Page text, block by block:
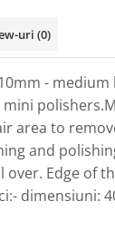
uri (0)
-
area to
and
over. Edge of
dimensiuni: